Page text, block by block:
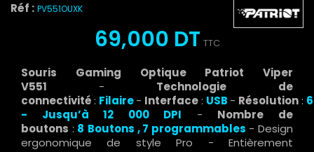
Réf : PV551OUXK
69,000 DT TTC
Souris Gaming Optique Patriot Viper
V551 - Technologie de
connectivité: Filaire- Interface: USB - Résolution:
- Jusqu’à 12 000 DPI - Nombre de
boutons : 8 Boutons ,7 programmables - Design
ergonomique de style Pro - Entièrement